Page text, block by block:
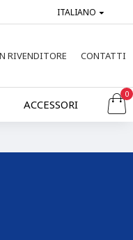
ITALIANO
RIVENDITORE CONTATTI
ACCESSORI
0